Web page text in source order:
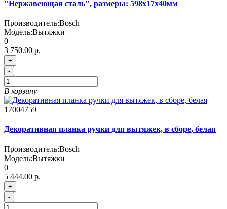
"Нержавеющая сталь", размеры: 598x17x40мм
Производитель:Bosch
Модель:Вытяжки
0
3 750.00 р.
+
-
В корзину
17004759
Декоративная планка ручки для вытяжек, в сборе, белая
Производитель:Bosch
Модель:Вытяжки
0
5 444.00 р.
+
-